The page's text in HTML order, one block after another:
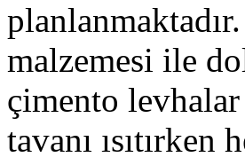
malzemesi ile
çimento
tavanı ısıtırken